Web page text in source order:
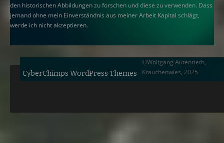
den historischen Abbildungen zu forschen und diese zu verwenden. Dass
jemand ohne mein Einverständnis aus meiner Arbeit Kapital schlägt,
werde ich nicht akzeptieren.
CyberChimps WordPress Themes
©Wolfgang Autenrieth,
Krauchenwies, 2025